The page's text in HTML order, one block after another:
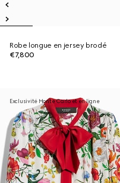
Robe longue en jersey brodé
€7,800
Exclusivité Monte Carlo et en ligne